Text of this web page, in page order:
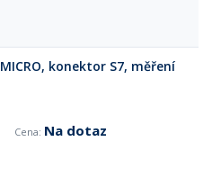
konektor S7, měření
Na dotaz